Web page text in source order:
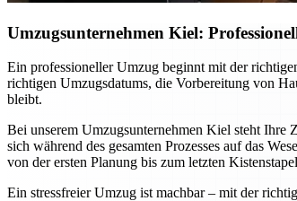
Umzugsunternehmen Kiel:
Ein professioneller Umzug beginnt mit der
richtigen Umzugsdatums, die Vorbereitung von
bleibt.
Bei unserem Umzugsunternehmen Kiel steht Ihre
sich während des gesamten Prozesses auf das
von der ersten Planung bis zum letzten
Ein stressfreier Umzug ist machbar – mit der